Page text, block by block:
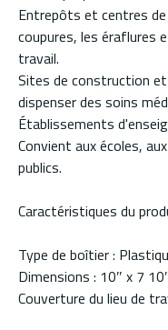
Entrepôts et centres
coupures, les éraflures
travail.
Sites de construction
dispenser des soins
Établissements
Convient aux écoles,
publics.
Caractéristiques du
Type de boîtier :
Dimensions : 10″ x 7
Couverture du lieu de